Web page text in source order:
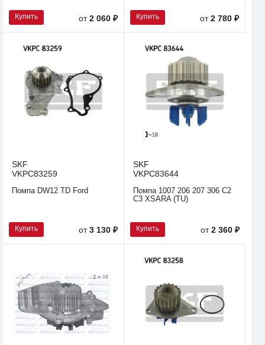
Купить от2 060 ₽ Купить от2 780 ₽
SKF
VKPC83259
Помпа DW12 TD Ford
Купить от3 130 ₽
SKF
VKPC83644
Помпа 1007 206 207 306 C2
C3 XSARA (TU)
Купить от2 360 ₽